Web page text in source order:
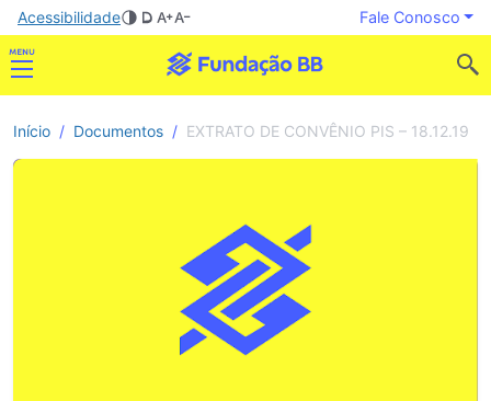
Acessibilidade Fale Conosco
Início Documentos EXTRATO DE CONVÊNIO PIS – 18.12.19